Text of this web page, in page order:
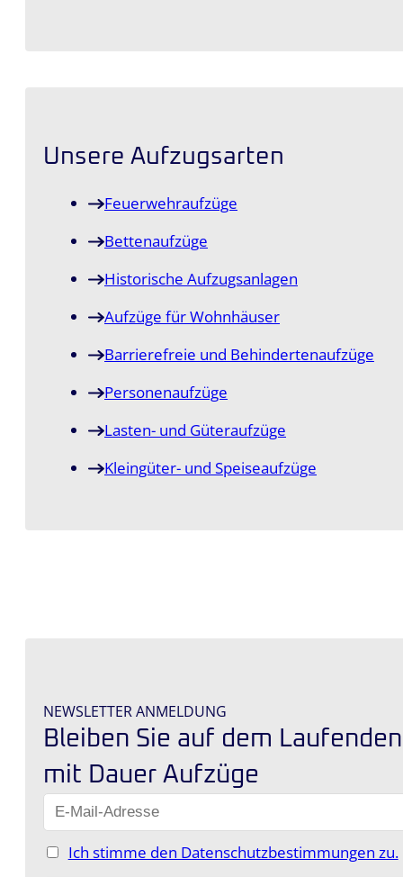
Unsere Aufzugsarten
Feuerwehraufzüge
Bettenaufzüge
Historische Aufzugsanlagen
Aufzüge für Wohnhäuser
Barrierefreie und Behindertenaufzüge
Personenaufzüge
Lasten- und Güteraufzüge
Kleingüter- und Speiseaufzüge
NEWSLETTER ANMELDUNG
Bleiben Sie auf dem Laufenden
mit Dauer Aufzüge
Ich stimme den Datenschutzbestimmungen zu.